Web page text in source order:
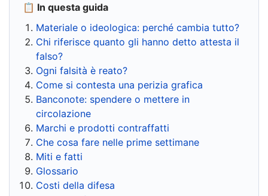
📋 In questa guida
Materiale o ideologica: perché cambia tutto?
Chi riferisce quanto gli hanno detto attesta il
falso?
Ogni falsità è reato?
Come si contesta una perizia grafica
Banconote: spendere o mettere in
circolazione
Marchi e prodotti contraffatti
Che cosa fare nelle prime settimane
Miti e fatti
Glossario
Costi della difesa